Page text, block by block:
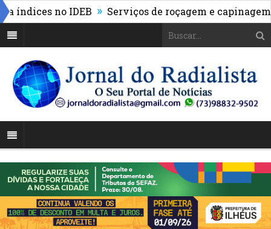
no IDEB » Serviços de roçagem e capinagem